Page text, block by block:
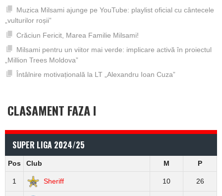
Muzica Milsami ajunge pe YouTube: playlist oficial cu cântecele
„vulturilor roșii”
Crăciun Fericit, Marea Familie Milsami!
Milsami pentru un viitor mai verde: implicare activă în proiectul
„Million Trees Moldova”
Întâlnire motivațională la LT „Alexandru Ioan Cuza”
CLASAMENT FAZA I
SUPER LIGA 2024/25
Pos Club M P
1 Sheriff 10 26